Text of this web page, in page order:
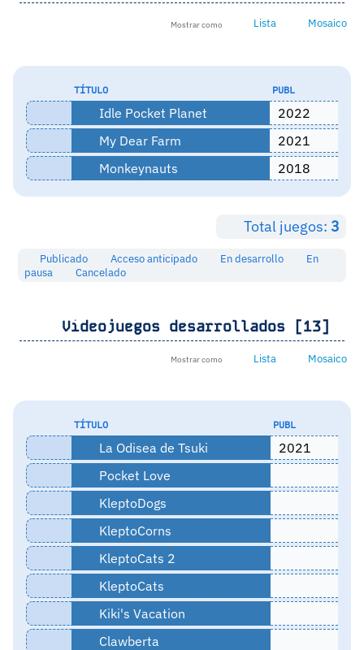
Mostrar como Lista Mosaico
TÍTULO PUBL
Idle Pocket Planet
2022
My Dear Farm
2021
Monkeynauts
2018
Total juegos: 3
Publicado Acceso anticipado En desarrollo
En
pausa
Cancelado
Videojuegos desarrollados [13]
Mostrar como Lista Mosaico
TÍTULO PUBL
La Odisea de Tsuki
2021
Pocket Love
KleptoDogs
KleptoCorns
KleptoCats 2
KleptoCats
Kiki's Vacation
Clawberta